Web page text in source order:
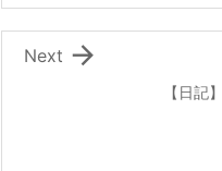
【日記

Next